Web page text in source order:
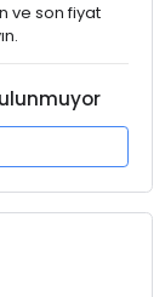
ve son fiyat